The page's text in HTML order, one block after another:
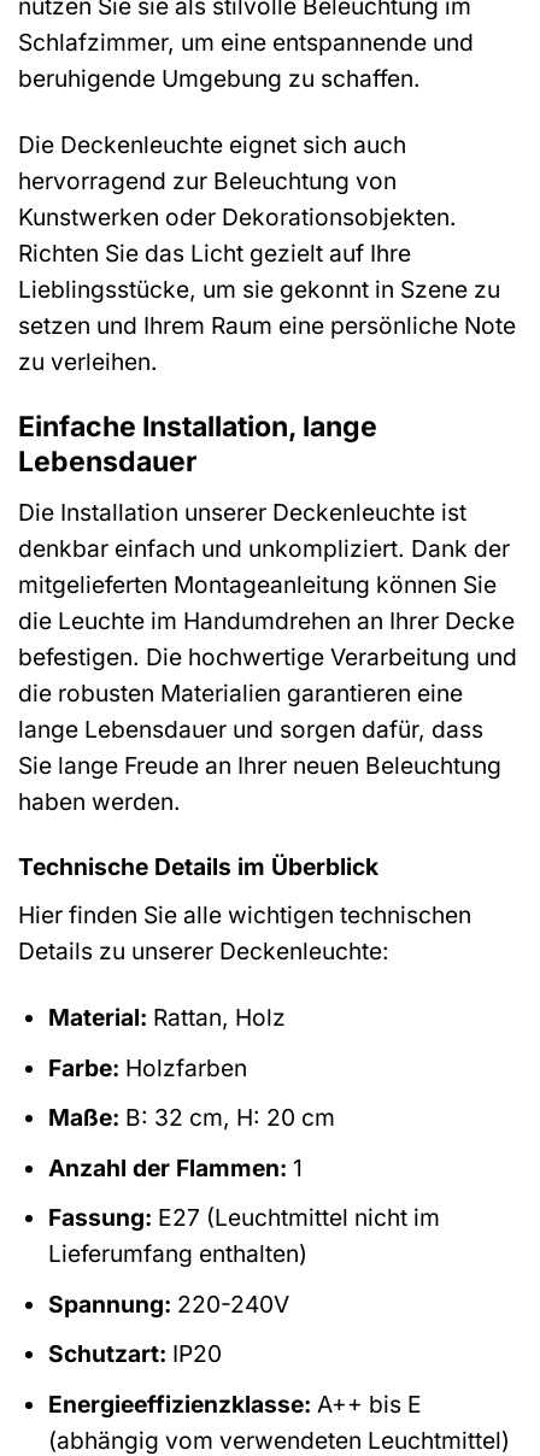
nutzen Sie sie als stilvolle Beleuchtung im
Schlafzimmer, um eine entspannende und
beruhigende Umgebung zu schaffen.
Die Deckenleuchte eignet sich auch
hervorragend zur Beleuchtung von
Kunstwerken oder Dekorationsobjekten.
Richten Sie das Licht gezielt auf Ihre
Lieblingsstücke, um sie gekonnt in Szene zu
setzen und Ihrem Raum eine persönliche Note
zu verleihen.
Einfache Installation, lange
Lebensdauer
Die Installation unserer Deckenleuchte ist
denkbar einfach und unkompliziert. Dank der
mitgelieferten Montageanleitung können Sie
die Leuchte im Handumdrehen an Ihrer Decke
befestigen. Die hochwertige Verarbeitung und
die robusten Materialien garantieren eine
lange Lebensdauer und sorgen dafür, dass
Sie lange Freude an Ihrer neuen Beleuchtung
haben werden.
Technische Details im Überblick
Hier finden Sie alle wichtigen technischen
Details zu unserer Deckenleuchte:
Material: Rattan, Holz
Farbe: Holzfarben
Maße: B: 32 cm, H: 20 cm
Anzahl der Flammen: 1
Fassung: E27 (Leuchtmittel nicht im
Lieferumfang enthalten)
Spannung: 220-240V
Schutzart: IP20
Energieeffizienzklasse: A++ bis E
(abhängig vom verwendeten Leuchtmittel)